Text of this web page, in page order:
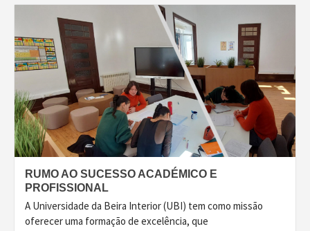
RUMO AO SUCESSO ACADÉMICO E
PROFISSIONAL
A Universidade da Beira Interior (UBI) tem como missão
oferecer uma formação de excelência, que